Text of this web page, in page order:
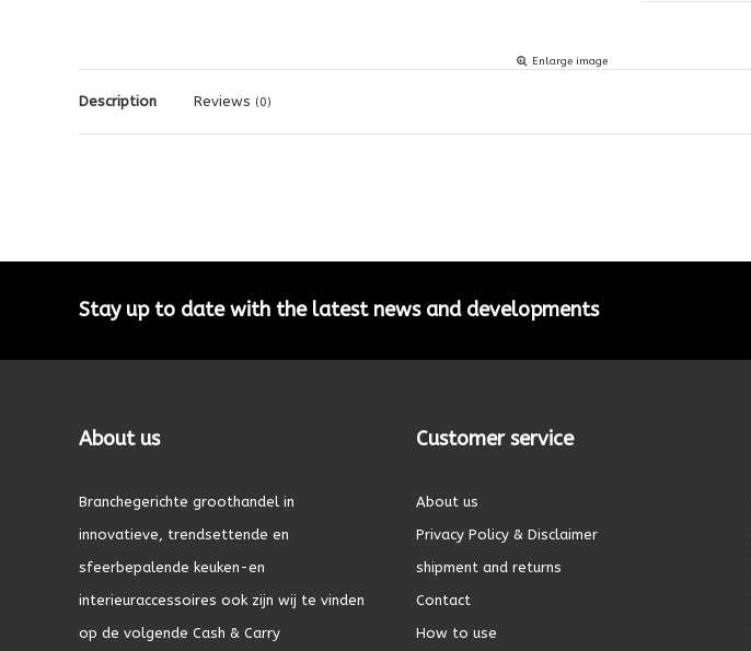
Enlarge image
Description Reviews (0)
Stay up to date with the latest news and developments
About us
Branchegerichte groothandel in
innovatieve, trendsettende en
sfeerbepalende keuken-en
interieuraccessoires ook zijn wij te vinden
op de volgende Cash & Carry
Customer service
About us
Privacy Policy & Disclaimer
shipment and returns
Contact
How to use